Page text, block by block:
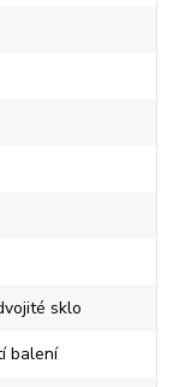
sklo
balení